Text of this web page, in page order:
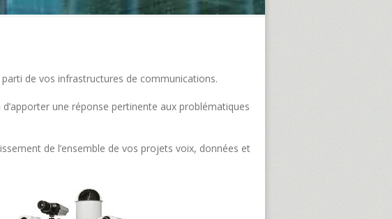
de vos infrastructures de communications.
une réponse pertinente aux problématiques
de l’ensemble de vos projets voix, données et